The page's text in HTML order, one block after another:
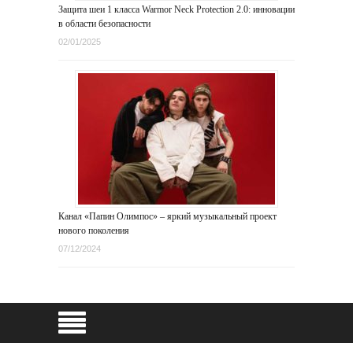
Защита шеи 1 класса Warmor Neck Protection 2.0: инновации
в области безопасности
02/01/2025
Канал «Папин Олимпос» – яркий музыкальный проект
нового поколения
07/12/2024